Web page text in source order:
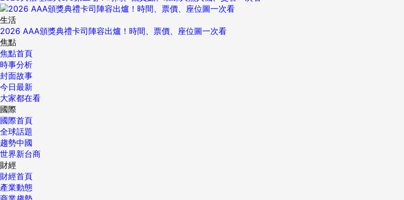
生活
2026 AAA頒獎典禮卡司陣容出爐！時間、票價、座位圖一次看
焦點
焦點首頁
時事分析
封面故事
今日最新
大家都在看
國際
國際首頁
全球話題
趨勢中國
世界新台商
財經
財經首頁
產業動態